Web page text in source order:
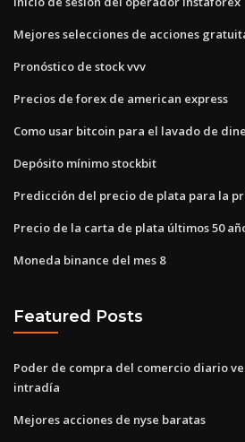
Mejores selecciones de acciones
Pronóstico de stock vvv
Precios de forex de american express
Como usar bitcoin para el lavado de
Depósito mínimo stockbit
Predicción del precio de plata para la
Precio de la carta de plata últimos 50
Moneda binance del mes 8
Featured Posts
Poder de compra del comercio diario
intradía
Mejores acciones de nyse baratas